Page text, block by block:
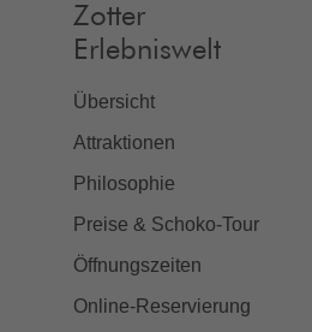
Zotter
Erlebniswelt
Übersicht
Attraktionen
Philosophie
Preise & Schoko-Tour
Öffnungszeiten
Online-Reservierung